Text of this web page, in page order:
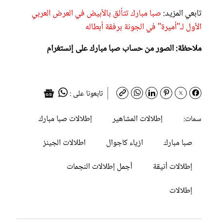
تابعي المزيد: صبا مبارك تتألق بالأبيض في العرض العربي
الأول لـ"أميرة" في الجونة برفقة أبطاله
ملاحظة: الصور من حساب صبا مبارك على إنستغرام
تابعونا على :
سمات:
إطلالات المشاهير
إطلالات صبا مبارك
صبا مبارك
ازياء كاجوال
اطلالات الجينز
إطلالات أنيقة
أجمل إطلالات النجمات
إطلالات